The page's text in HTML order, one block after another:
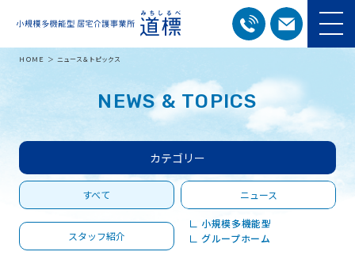
ＨＯＭＥ ニュース＆トピックス
NEWS & TOPICS
カテゴリー
すべて ニュース
∟ 小規模多機能型
∟ グループホーム
スタッフ紹介